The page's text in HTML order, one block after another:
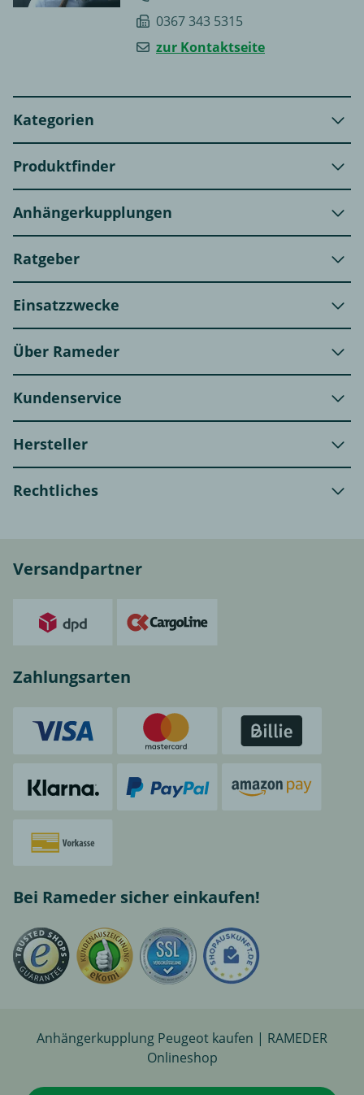
0367 343 5315
zur Kontaktseite
Kategorien
Produktfinder
Anhängerkupplungen
Ratgeber
Einsatzzwecke
Über Rameder
Kundenservice
Hersteller
Rechtliches
Versandpartner
Zahlungsarten
Bei Rameder sicher einkaufen!
Anhängerkupplung Peugeot kaufen | RAMEDER
Onlineshop